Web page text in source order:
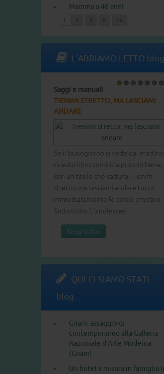
Mamma a 40 anni
1 2 3 > >>
L'ABBIAMO LETTO blog
Saggi e manuali
TIENIMI STRETTO, MA LASCIAMI
ANDARE
Se il buongiorno si vede dal mattino,
questo libro comincia proprio bene,
con un titolo che cattura. Tienimi
stretto, ma lasciami andare tocca
immediatamente le corde emotive.
Sottotitolo: L’adolescen...
Leggi tutto
QUI CI SIAMO STATI
blog
Gnam: assaggio di
contemporaneo alla Galleria
Nazionale d’Arte Moderna
(Gnam)
Un hotel a misura in famiglia